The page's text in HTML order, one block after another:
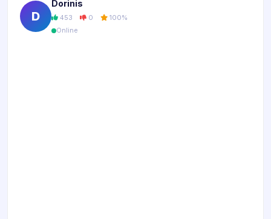
D
Dorinis
453 0 100%
Online